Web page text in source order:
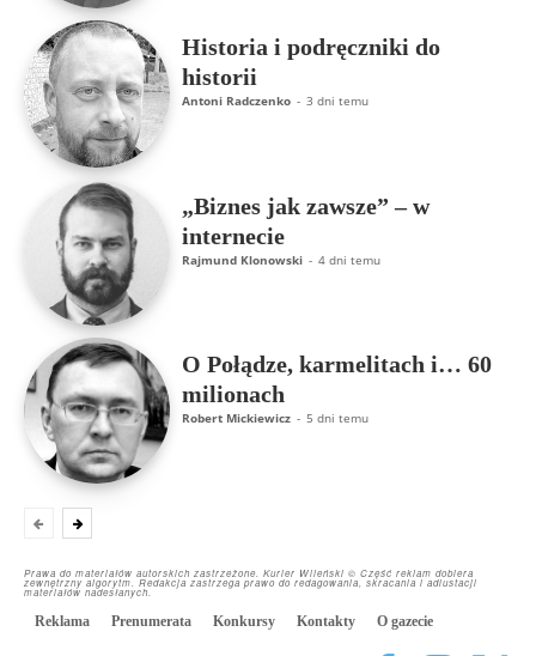
Historia i podręczniki do
historii
Antoni Radczenko - 3 dni temu
„Biznes jak zawsze” – w
internecie
Rajmund Klonowski - 4 dni temu
O Połądze, karmelitach i… 60
milionach
Robert Mickiewicz - 5 dni temu
Prawa do materiałów autorskich zastrzeżone. Kurier Wileński © Część reklam dobiera
zewnętrzny algorytm. Redakcja zastrzega prawo do redagowania, skracania i adiustacji
materiałów nadesłanych.
Reklama Prenumerata Konkursy Kontakty O gazecie